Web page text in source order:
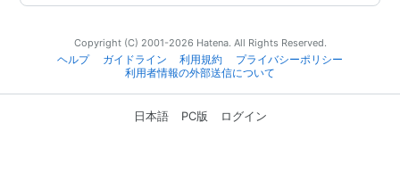
Copyright (C) 2001-2026 Hatena. All Rights Reserved.
ヘルプ
ガイドライン 利用規約
プライバシーポリシー
利用者情報の外部送信について
日本語 PC版 ログイン